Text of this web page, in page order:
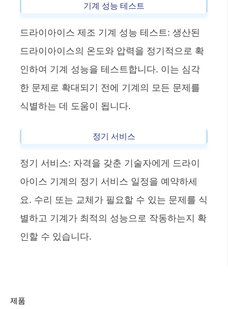
기계 성능 테스트
드라이아이스 제조 기계 성능 테스트: 생산된
드라이아이스의 온도와 압력을 정기적으로 확
인하여 기계 성능을 테스트합니다. 이는 심각
한 문제로 확대되기 전에 기계의 모든 문제를
식별하는 데 도움이 됩니다.
정기 서비스
정기 서비스: 자격을 갖춘 기술자에게 드라이
아이스 기계의 정기 서비스 일정을 예약하세
요. 수리 또는 교체가 필요할 수 있는 문제를 식
별하고 기계가 최적의 성능으로 작동하는지 확
인할 수 있습니다.
제품